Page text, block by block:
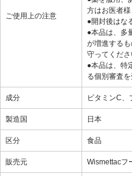
ご使用上の注意
方はお医者様
●開封後はな
●本品は、多
が増進する
守ってくださ
●本品は、特
る個別審査
成分 ビタミンC、
製造国 日本
区分 食品
販売元 Wismettacフ